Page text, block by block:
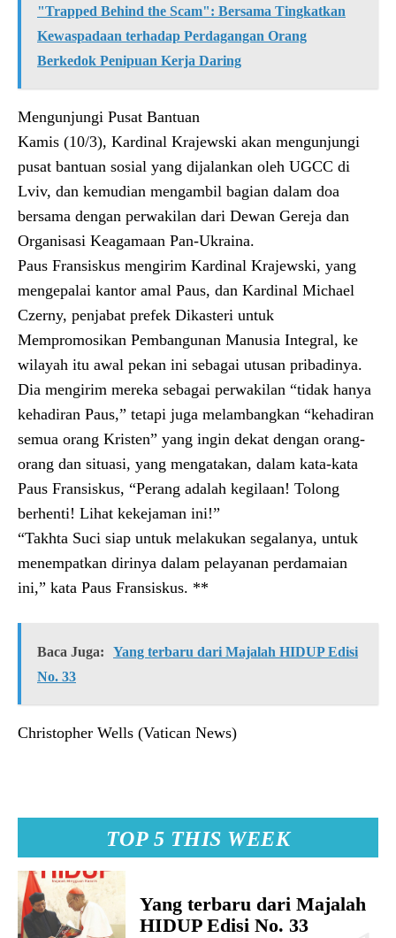
TOP 5 THIS WEEK
Yang terbaru dari Majalah
HIDUP Edisi No. 33
"Trapped Behind the Scam": Bersama Tingkatkan
Kewaspadaan terhadap Perdagangan Orang
Berkedok Penipuan Kerja Daring
Mengunjungi Pusat Bantuan
Kamis (10/3), Kardinal Krajewski akan mengunjungi
pusat bantuan sosial yang dijalankan oleh UGCC di
Lviv, dan kemudian mengambil bagian dalam doa
bersama dengan perwakilan dari Dewan Gereja dan
Organisasi Keagamaan Pan-Ukraina.
Paus Fransiskus mengirim Kardinal Krajewski, yang
mengepalai kantor amal Paus, dan Kardinal Michael
Czerny, penjabat prefek Dikasteri untuk
Mempromosikan Pembangunan Manusia Integral, ke
wilayah itu awal pekan ini sebagai utusan pribadinya.
Dia mengirim mereka sebagai perwakilan “tidak hanya
kehadiran Paus,” tetapi juga melambangkan “kehadiran
semua orang Kristen” yang ingin dekat dengan orang-
orang dan situasi, yang mengatakan, dalam kata-kata
Paus Fransiskus, “Perang adalah kegilaan! Tolong
berhenti! Lihat kekejaman ini!”
“Takhta Suci siap untuk melakukan segalanya, untuk
menempatkan dirinya dalam pelayanan perdamaian
ini,” kata Paus Fransiskus. **
Baca Juga:
Yang terbaru dari Majalah HIDUP Edisi
No. 33
Christopher Wells (Vatican News)